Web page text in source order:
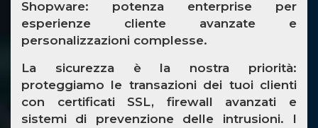
Shopware: potenza enterprise per
esperienze cliente avanzate e
personalizzazioni complesse.
La sicurezza è la nostra priorità:
proteggiamo le transazioni dei tuoi clienti
con certificati SSL, firewall avanzati e
sistemi di prevenzione delle intrusioni. I